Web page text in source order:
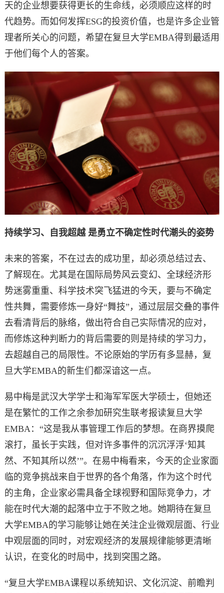
天的企业想要获得更长的生命线，必须顺应这样的时
代趋势。而如何发挥ESG的投资价值，也是许多企业管
理者所关心的问题，希望在复旦大学EMBA得到最适用
于他们每个人的答案。
持续学习、自我超越 是勇立不确定性时代潮头的姿势
未来的答案，不在过去的成功里，却必须总结过去、
了解现在。尤其是在国际局势风云变幻、全球经济形
势迷雾重重、科学技术突飞猛进的今天，要与不确定
性共舞，需要修炼一身好“舞技”，通过层层交叠的事件
去看清背后的脉络，做出符合自己实际情况的应对，
而修炼这种判断力的背后需要的则是持续的学习力，
去超越自己的局限性。不论原始的学历有多显赫，复
旦大学EMBA的新生们都深谙这一点。
易中梅是武汉大学学士和海军军医大学硕士，但她还
是在繁忙的工作之余参加研究生联考报读复旦大学
EMBA：“这是我从事管理工作后的梦想。在商界摸爬
滚打，虽长于实践，但对许多事件的沉沉浮浮‘知其
然、不知其所以然’”。在易中梅看来，今天的企业家面
临的竞争挑战来自于世界的各个角落，作为这个时代
的主角，企业家必需具备全球视野和国际竞争力，才
能在时代大潮的起落中立于不败之地。她期待在复旦
大学EMBA的学习能够让她在关注企业微观层面、行业
中观层面的同时，对宏观经济的发展规律能够更清晰
认识，在变化的时局中，找到突围之路。
“复旦大学EMBA课程以系统知识、文化沉淀、前瞻判